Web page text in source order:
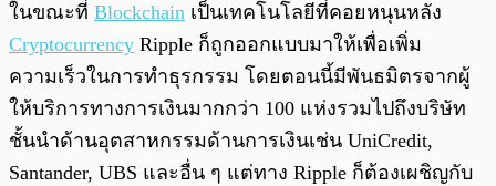
ในขณะที่ Blockchain เป็นเทคโนโลยีที่คอยหนุนหลัง
Cryptocurrency Ripple ก็ถูกออกแบบมาให้เพื่อเพิ่ม
ความเร็วในการทำธุรกรรม โดยตอนนี้มีพันธมิตรจากผู้
ให้บริการทางการเงินมากกว่า 100 แห่งรวมไปถึงบริษัท
ชั้นนำด้านอุตสาหกรรมด้านการเงินเช่น UniCredit,
Santander, UBS และอื่น ๆ แต่ทาง Ripple ก็ต้องเผชิญกับ